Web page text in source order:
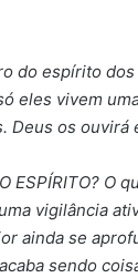
do espírito
eles vivem
Deus os
ESPÍRITO? O
vigilância
ainda se
sendo